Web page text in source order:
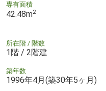
専有面積
42.48m2
所在階 / 階数
1階 / 2階建
築年数
1996年4月(築30年5ヶ月)